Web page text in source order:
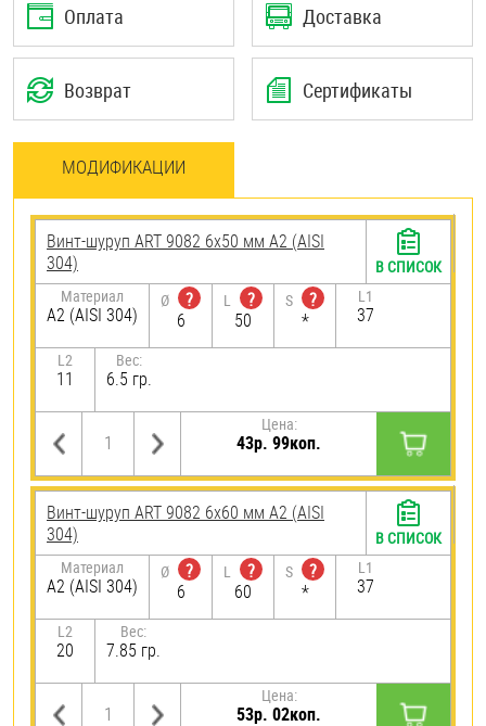
Оплата Доставка
Возврат Сертификаты
МОДИФИКАЦИИ
Винт-шуруп ART 9082 6х50 мм А2 (AISI
304)
Материал
А2 (AISI 304)
Ø
?
6
L
?
50
S
?
*
L1
37
L2
11
Вес:
6.5 гр.
Цена:
43р. 99коп.
В СПИСОК
Винт-шуруп ART 9082 6х60 мм А2 (AISI
304)
Материал
А2 (AISI 304)
Ø
?
6
L
?
60
S
?
*
L1
37
L2
20
Вес:
7.85 гр.
Цена:
53р. 02коп.
В СПИСОК